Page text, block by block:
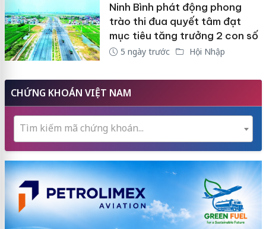
Ninh Bình phát động phong
trào thi đua quyết tâm đạt
mục tiêu tăng trưởng 2 con số
5 ngày trước Hội Nhập
CHỨNG KHOÁN VIỆT NAM
Tìm kiếm mã chứng khoán...